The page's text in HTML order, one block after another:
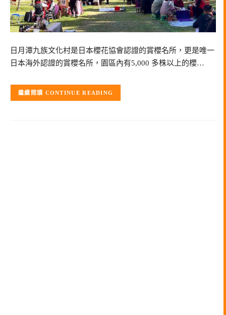
日月潭九族文化村是日本櫻花協會認證的賞櫻名所，更是唯一
日本海外認證的賞櫻名所，園區內有5,000 多株以上的櫻…
CONTINUE READING